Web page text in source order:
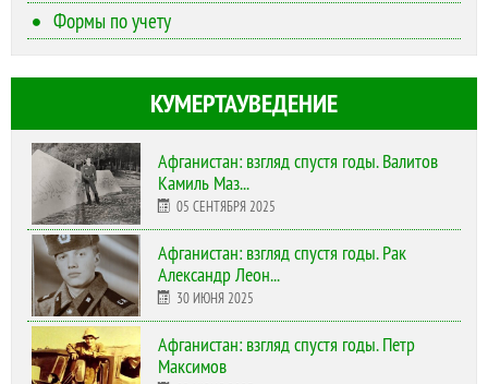
Формы по учету
КУМЕРТАУВЕДЕНИЕ
Афганистан: взгляд спустя годы. Валитов
Камиль Маз...
05 СЕНТЯБРЯ 2025
Афганистан: взгляд спустя годы. Рак
Александр Леон...
30 ИЮНЯ 2025
Афганистан: взгляд спустя годы. Петр
Максимов